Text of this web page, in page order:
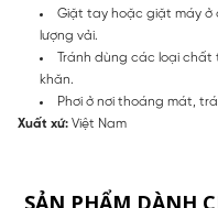
Giặt tay hoặc giặt máy ở
lượng vải.
Tránh dùng các loại chất
khăn.
Phơi ở nơi thoáng mát,
Xuất xứ: Việt Nam
SẢN PHẨM DÀNH